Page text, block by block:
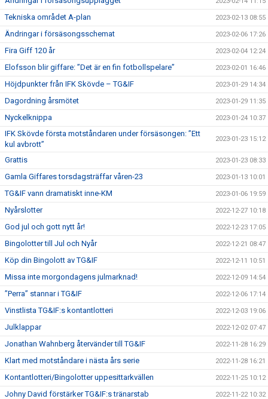
Tekniska området A-plan 2023-02-13 08:55
Ändringar i försäsongsschemat 2023-02-06 17:26
Fira Giff 120 år 2023-02-04 12:24
Elofsson blir giffare: ”Det är en fin fotbollspelare” 2023-02-01 16:46
Höjdpunkter från IFK Skövde – TG&IF 2023-01-29 14:34
Dagordning årsmötet 2023-01-29 11:35
Nyckelknippa 2023-01-24 10:37
IFK Skövde första motståndaren under försäsongen: ”Ett
kul avbrott”
2023-01-23 15:12
Grattis 2023-01-23 08:33
Gamla Giffares torsdagsträffar våren-23 2023-01-13 10:01
TG&IF vann dramatiskt inne-KM 2023-01-06 19:59
Nyårslotter 2022-12-27 10:18
God jul och gott nytt år! 2022-12-23 17:05
Bingolotter till Jul och Nyår 2022-12-21 08:47
Köp din Bingolott av TG&IF 2022-12-11 10:51
Missa inte morgondagens julmarknad! 2022-12-09 14:54
”Perra” stannar i TG&IF 2022-12-06 17:14
Vinstlista TG&IF:s kontantlotteri 2022-12-03 19:06
Julklappar 2022-12-02 07:47
Jonathan Wahnberg återvänder till TG&IF 2022-11-28 16:29
Klart med motståndare i nästa års serie 2022-11-28 16:21
Kontantlotteri/Bingolotter uppesittarkvällen 2022-11-25 10:12
Johny David förstärker TG&IF:s tränarstab 2022-11-22 10:32